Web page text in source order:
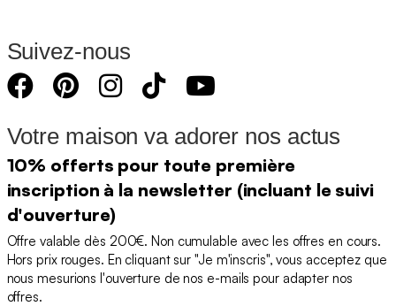
Suivez-nous
Votre maison va adorer nos actus
10% offerts pour toute première
inscription à la newsletter (incluant le suivi
d'ouverture)
Offre valable dès 200€. Non cumulable avec les offres en cours.
Hors prix rouges. En cliquant sur "Je m'inscris", vous acceptez que
nous mesurions l'ouverture de nos e-mails pour adapter nos
offres.